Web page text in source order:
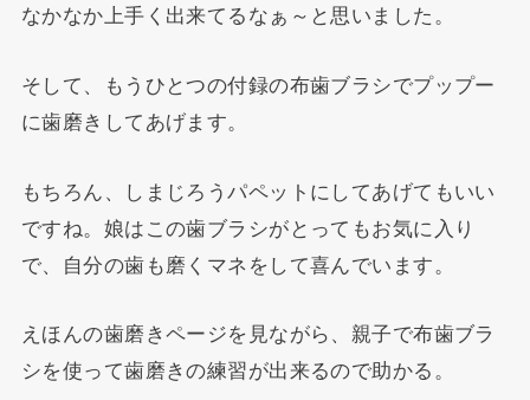
なかなか上手く出来てるなぁ～と思いました。
そして、もうひとつの付録の布歯ブラシでプップー
に歯磨きしてあげます。
もちろん、しまじろうパペットにしてあげてもいい
ですね。娘はこの歯ブラシがとってもお気に入り
で、自分の歯も磨くマネをして喜んでいます。
えほんの歯磨きページを見ながら、親子で布歯ブラ
シを使って歯磨きの練習が出来るので助かる。